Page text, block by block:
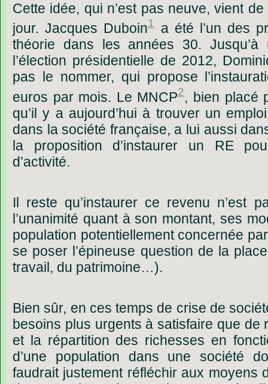
Cette idée, qui n’est pas neuve, vient de
jour. Jacques Duboin1 a été l’un des
théorie
dans les années 30. Jusqu’à
l’élection présidentielle de 2012,
pas
le nommer, qui propose
euros par mois. Le MNCP2, bien placé
qu’il y a aujourd’hui à trouver un emploi
dans la société française, a lui aussi
la
proposition d’instaurer un RE
d’activité.
.
Il reste qu’instaurer ce revenu n’est
l’unanimité quant à son montant, ses
population potentiellement concernée par
se poser l’épineuse question de la place
travail, du patrimoine…).
.
Bien sûr, en ces temps de crise de
besoins plus urgents à satisfaire que de
et la répartition des richesses en
d’une
population dans une société
faudrait justement réfléchir aux moyens